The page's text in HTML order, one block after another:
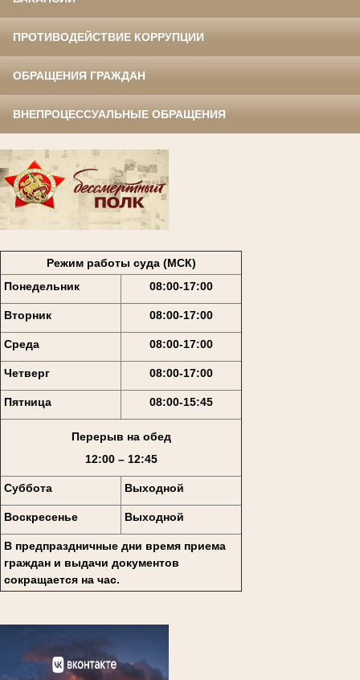
ПРОТИВОДЕЙСТВИЕ КОРРУПЦИИ
ОБРАЩЕНИЯ ГРАЖДАН
ВНЕПРОЦЕССУАЛЬНЫЕ ОБРАЩЕНИЯ
Режим работы суда (МСК)
Понедельник
08:00-17:00
Вторник 08:00-17:00
Среда 08:00-17:00
Четверг 08:00-17:00
Пятница 08:00-15:45
Перерыв на обед
12:00 – 12:45
Суббота Выходной
Воскресенье Выходной
В предпраздничные дни время приема
граждан и выдачи документов
сокращается на час.